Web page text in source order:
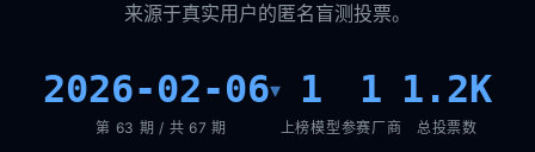
来源于真实用户的匿名盲测投票。
2026-02-06▾
第 63 期 / 共 67 期
1
上榜模型
1
参赛厂商
1.2K
总投票数